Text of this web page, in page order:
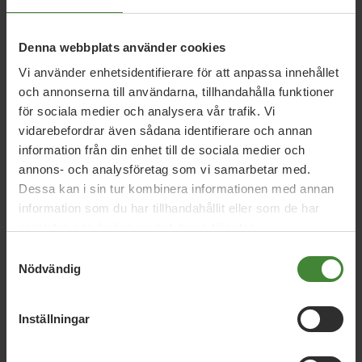
Denna webbplats använder cookies
Vi använder enhetsidentifierare för att anpassa innehållet
och annonserna till användarna, tillhandahålla funktioner
för sociala medier och analysera vår trafik. Vi
vidarebefordrar även sådana identifierare och annan
information från din enhet till de sociala medier och
annons- och analysföretag som vi samarbetar med.
Dessa kan i sin tur kombinera informationen med annan
information som du har tillhandahållit eller som de har
Nödvändig
Inställningar
28 april 2025
Miljöpartiets vårbudget 2025: En budget
för rättvis omställning
13 mars 2025
Miljöpartiet satsar på ungas psykiska
hälsa
27 februari 2024